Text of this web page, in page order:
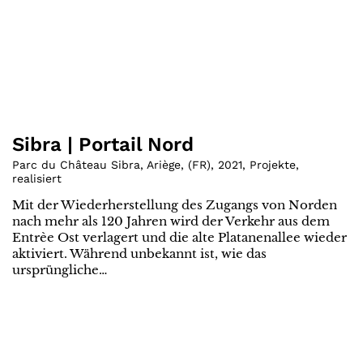
Sibra | Portail Nord
Parc du Château Sibra, Ariège, (FR), 2021, Projekte,
realisiert
Mit der Wiederherstellung des Zugangs von Norden
nach mehr als 120 Jahren wird der Verkehr aus dem
Entrèe Ost verlagert und die alte Platanenallee wieder
aktiviert. Während unbekannt ist, wie das
ursprüngliche…